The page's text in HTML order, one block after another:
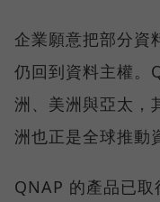
企業願意把部分資
仍回到資料主權。
洲、美洲與亞太，
洲也正是全球推動
QNAP 的產品已